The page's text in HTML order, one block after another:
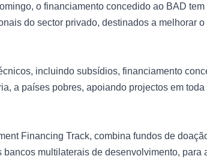
o financiamento concedido ao BAD tem
do sector privado, destinados a melhorar
incluindo subsídios, financiamento
a países pobres, apoiando projectos em
Financing Track, combina fundos de
multilaterais de desenvolvimento, para